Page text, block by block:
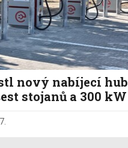
nový nabíjecí hub
stojanů a 300 kW